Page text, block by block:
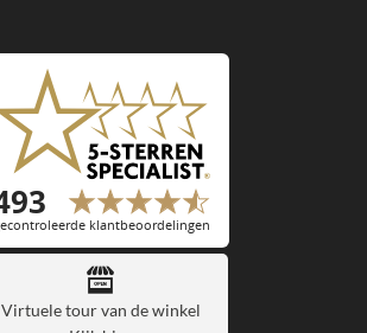
Virtuele tour van de winkel